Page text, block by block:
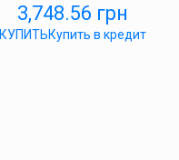
3,748.56 грн
КУПИТЬКупить в кредит